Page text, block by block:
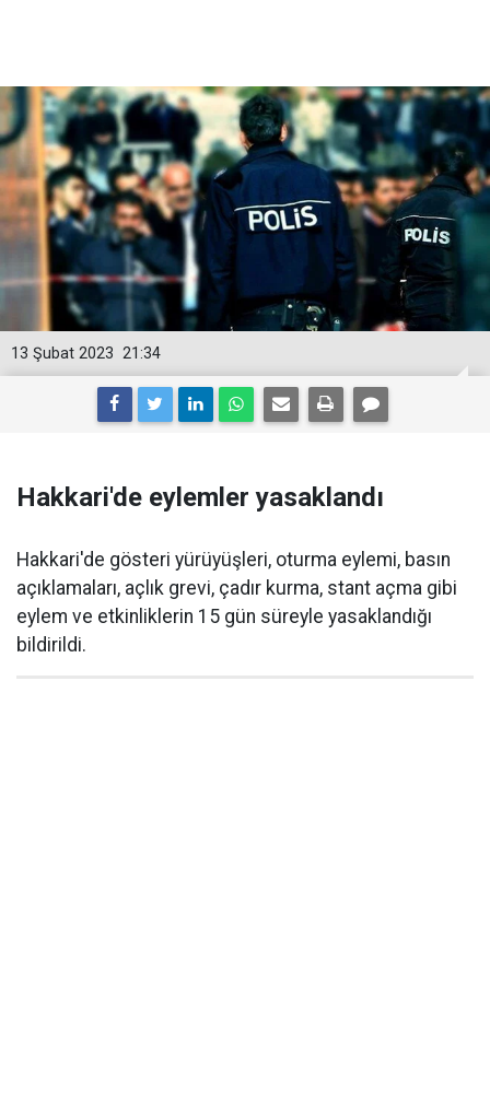
21:34
13 Şubat 2023
Hakkari'de eylemler yasaklandı
Hakkari'de gösteri yürüyüşleri, oturma eylemi, basın
açıklamaları, açlık grevi, çadır kurma, stant açma gibi
eylem ve etkinliklerin 15 gün süreyle yasaklandığı
bildirildi.